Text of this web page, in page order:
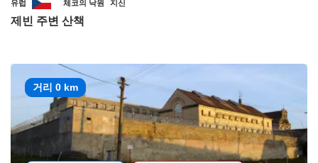
유럽 체코의 낙원 지신
제빈 주변 산책
거리 0 km